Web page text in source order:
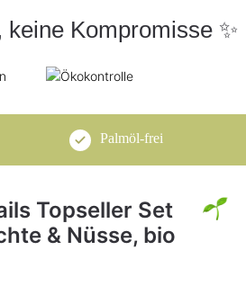
keine Kompromisse ✨
Palmöl-frei
Topseller Set
& Nüsse, bio